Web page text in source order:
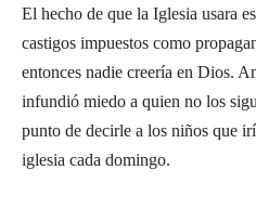
El hecho de que la Iglesia usara
castigos impuestos como
entonces nadie creería en Dios.
infundió miedo a quien no los
punto de decirle a los niños que
iglesia cada domingo.